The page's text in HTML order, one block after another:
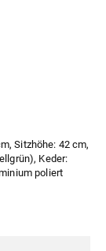
Sitzhöhe: 42 cm,
Keder:
poliert